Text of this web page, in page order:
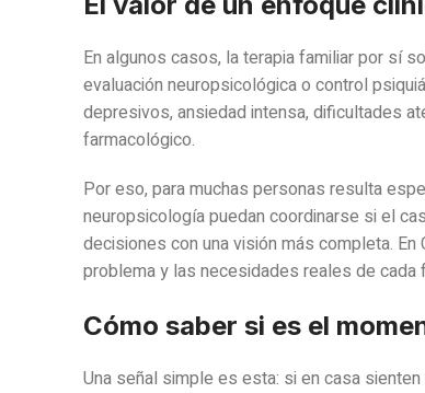
En algunos casos, la terapia familiar por sí
evaluación neuropsicológica o control
depresivos, ansiedad intensa, dificultades
farmacológico.
Por eso, para muchas personas resulta
neuropsicología puedan coordinarse si el
decisiones con una visión más completa.
problema y las necesidades reales de cada
Cómo saber si es el
Una señal simple es esta: si en casa